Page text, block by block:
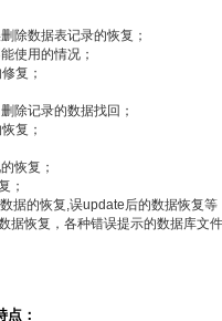
除数据表记录的恢复；
使用的情况；
复；
除记录的数据找回；
复；
恢复；
；
据的恢复,误update后的数据恢复等
恢复，各种错误提示的数据库文件
点：